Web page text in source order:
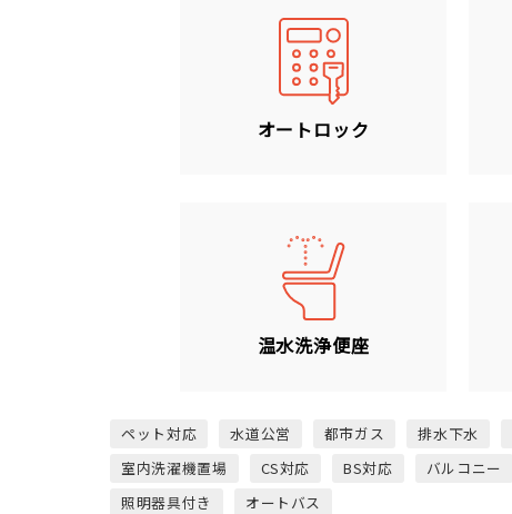
オートロック
温水洗浄便座
ペット対応 水道公営 都市ガス 排水下水
室内洗濯機置場
CS対応 BS対応 バルコニー
照明器具付き
オートバス